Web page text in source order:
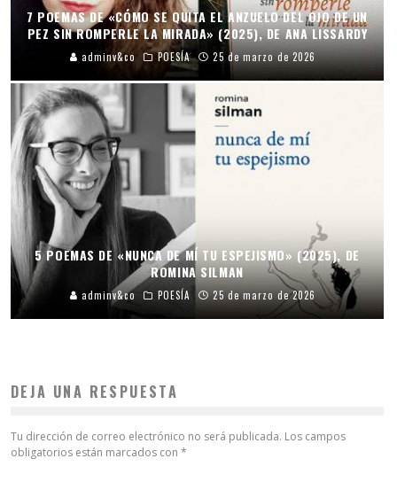
7 POEMAS DE «CÓMO SE QUITA EL ANZUELO DEL OJO DE UN
PEZ SIN ROMPERLE LA MIRADA» (2025), DE ANA LISSARDY
adminv&co POESÍA 25 de marzo de 2026
5 POEMAS DE «NUNCA DE MÍ TU ESPEJISMO» (2025), DE
ROMINA SILMAN
adminv&co POESÍA 25 de marzo de 2026
DEJA UNA RESPUESTA
Tu dirección de correo electrónico no será publicada. Los campos
obligatorios están marcados con *